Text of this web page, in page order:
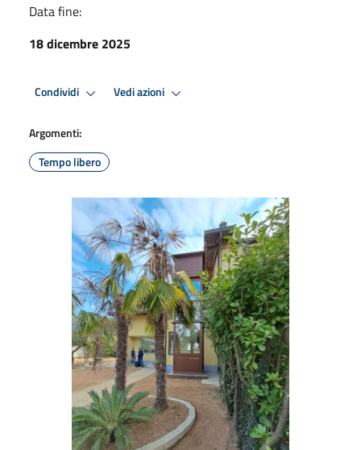
Data fine:
18 dicembre 2025
Condividi Vedi azioni
Argomenti:
Tempo libero